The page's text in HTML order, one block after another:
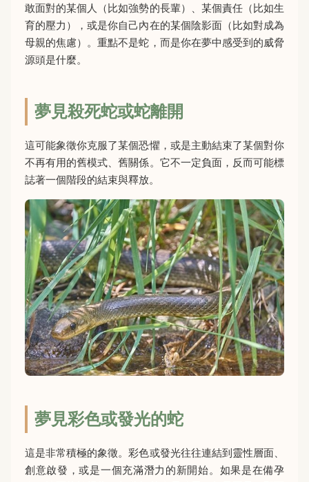
敢面對的某個人（比如強勢的長輩）、某個責任（比如生
育的壓力），或是你自己內在的某個陰影面（比如對成為
母親的焦慮）。重點不是蛇，而是你在夢中感受到的威脅
源頭是什麼。
夢見殺死蛇或蛇離開
這可能象徵你克服了某個恐懼，或是主動結束了某個對你
不再有用的舊模式、舊關係。它不一定負面，反而可能標
誌著一個階段的結束與釋放。
夢見彩色或發光的蛇
這是非常積極的象徵。彩色或發光往往連結到靈性層面、
創意啟發，或是一個充滿潛力的新開始。如果是在備孕